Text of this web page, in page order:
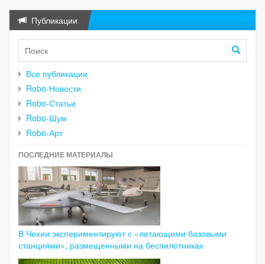
Публикации
Все публикации
Robo-Новости
Robo-Статьи
Robo-Шум
Robo-Арт
ПОСЛЕДНИЕ МАТЕРИАЛЫ
В Чехии экспериментируют с «летающими базовыми
станциями», размещенными на беспилотниках